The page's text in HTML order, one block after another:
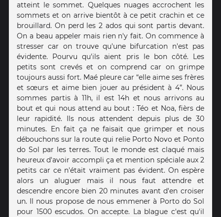
atteint le sommet. Quelques nuages accrochent les
sommets et on arrive bientôt à ce petit crachin et ce
brouillard. On perd les 2 ados qui sont partis devant.
On a beau appeler mais rien n'y fait. On commence à
stresser car on trouve qu'une bifurcation n'est pas
évidente. Pourvu qu'ils aient pris le bon côté. Les
petits sont crevés et on comprend car on grimpe
toujours aussi fort. Maé pleure car “elle aime ses frères
et sœurs et aime bien jouer au président à 4”. Nous
sommes partis à 11h, il est 14h et nous arrivons au
bout et qui nous attend au bout : Téo et Noa, fièrs de
leur rapidité. Ils nous attendent depuis plus de 30
minutes. En fait ça ne faisait que grimper et nous
débouchons sur la route qui relie Porto Novo et Ponto
do Sol par les terres. Tout le monde est claqué mais
heureux d'avoir accompli ça et mention spéciale aux 2
petits car ce n'était vraiment pas évident. On espère
alors un aluguer mais il nous faut attendre et
descendre encore bien 20 minutes avant d'en croiser
un. Il nous propose de nous emmener à Porto do Sol
pour 1500 escudos. On accepte. La blague c'est qu'il